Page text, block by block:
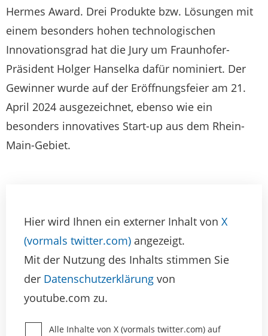
Hermes Award. Drei Produkte bzw. Lösungen mit
einem besonders hohen technologischen
Innovationsgrad hat die Jury um Fraunhofer-
Präsident Holger Hanselka dafür nominiert. Der
Gewinner wurde auf der Eröffnungsfeier am 21.
April 2024 ausgezeichnet, ebenso wie ein
besonders innovatives Start-up aus dem Rhein-
Main-Gebiet.
Hier wird Ihnen ein externer Inhalt von X
(vormals twitter.com) angezeigt.
Mit der Nutzung des Inhalts stimmen Sie
der Datenschutzerklärung von
youtube.com zu.
Alle Inhalte von X (vormals twitter.com) auf